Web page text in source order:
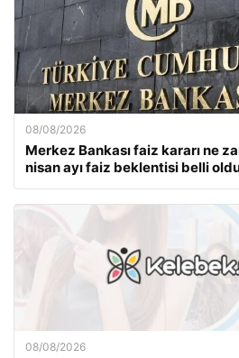
08/08/2026
Merkez Bankası faiz kararı ne
nisan ayı faiz beklentisi belli
08/08/2026